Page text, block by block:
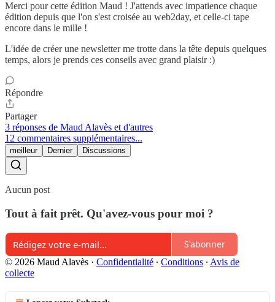
Merci pour cette édition Maud ! J'attends avec impatience chaque
édition depuis que l'on s'est croisée au web2day, et celle-ci tape
encore dans le mille !
L'idée de créer une newsletter me trotte dans la tête depuis quelques
temps, alors je prends ces conseils avec grand plaisir :)
Répondre
Partager
3 réponses de Maud Alavès et d'autres
12 commentaires supplémentaires...
meilleur Dernier Discussions
Aucun post
Tout à fait prêt. Qu'avez-vous pour moi ?
S'abonner
© 2026 Maud Alavès · Confidentialité ∙ Conditions ∙ Avis de
collecte